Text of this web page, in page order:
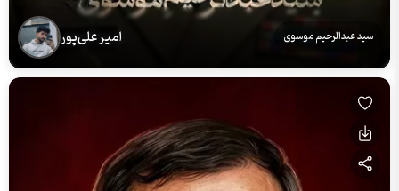
سید عبدالرحیم موسوی امیر علی‌پور